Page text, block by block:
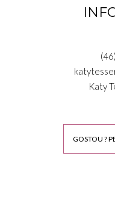
Katy
GOSTOU ?